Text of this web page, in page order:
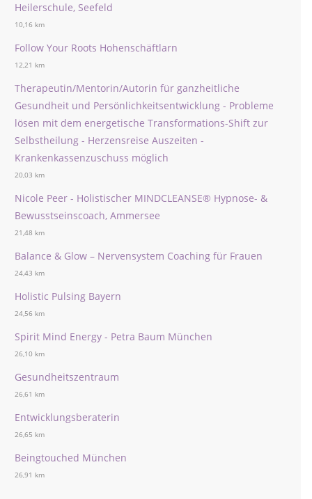
Heilerschule, Seefeld
10,16 km
Follow Your Roots Hohenschäftlarn
12,21 km
Therapeutin/Mentorin/Autorin für ganzheitliche
Gesundheit und Persönlichkeitsentwicklung - Probleme
lösen mit dem energetische Transformations-Shift zur
Selbstheilung - Herzensreise Auszeiten -
Krankenkassenzuschuss möglich
20,03 km
Nicole Peer - Holistischer MINDCLEANSE®️ Hypnose- &
Bewusstseinscoach, Ammersee
21,48 km
Balance & Glow – Nervensystem Coaching für Frauen
24,43 km
Holistic Pulsing Bayern
24,56 km
Spirit Mind Energy - Petra Baum München
26,10 km
Gesundheitszentraum
26,61 km
Entwicklungsberaterin
26,65 km
Beingtouched München
26,91 km